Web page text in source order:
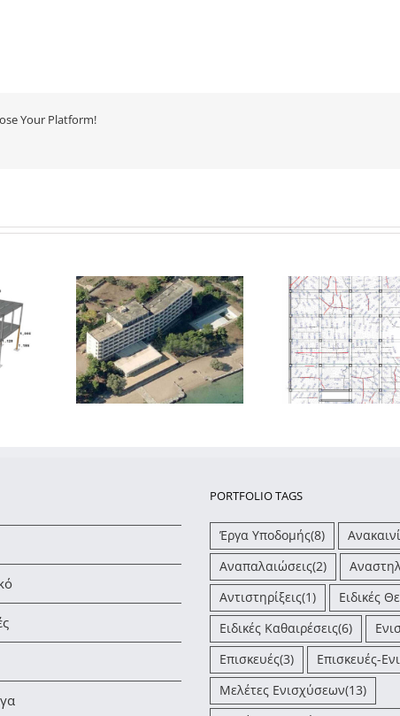
Your Platform!
Φ.Ο.
στη
Αποκατάσταση και
ενίσχυση πλάκας από
οπλισμένο σκυρόδεμα
με σοβαρές
ρηγματώσεις
Μελέτη
PORTFOLIO TAGS
Έργα Υποδομής(8)
Αναπαλαιώσεις(2)
Αντιστηρίξεις(1) Ειδικές
Ειδικές Καθαιρέσεις(6)
Επισκευές(3) Επισκευές-
Μελέτες Ενισχύσεων(13)